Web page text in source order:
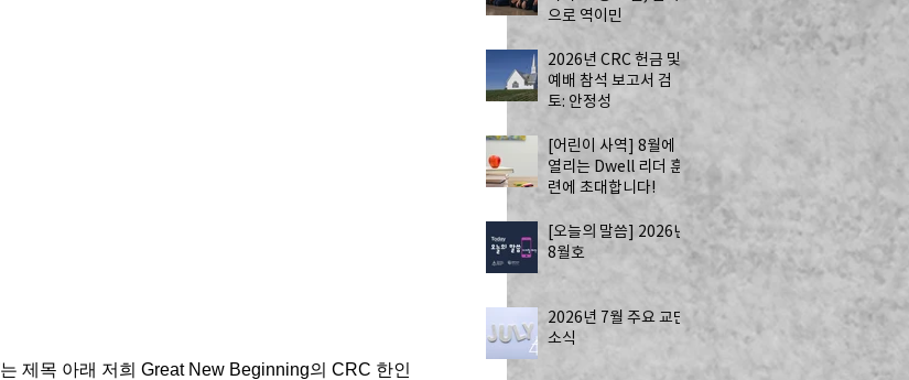
제목 아래 저희 Great New Beginning의 CRC 한인
으로 역이민
2026년 CRC 헌금 및
예배 참석 보고서 검
토: 안정성
[어린이 사역] 8월에
열리는 Dwell 리더 훈
련에 초대합니다!
[오늘의 말씀] 2026년
8월호
2026년 7월 주요 교단
소식